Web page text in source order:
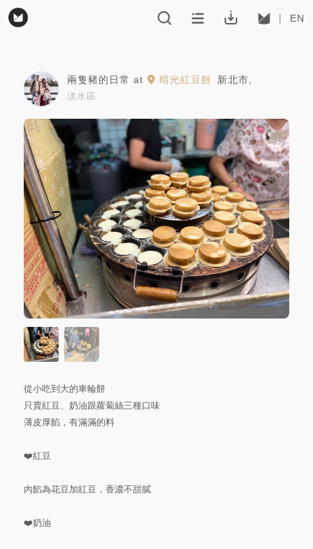
EN
兩隻豬的日常 at 晴光紅豆餅 新北市
淡水區
從小吃到大的車輪餅
只賣紅豆、奶油跟蘿蔔絲三種口味
薄皮厚餡，有滿滿的料
❤️紅豆
內餡為花豆加紅豆，香濃不甜膩
❤️奶油